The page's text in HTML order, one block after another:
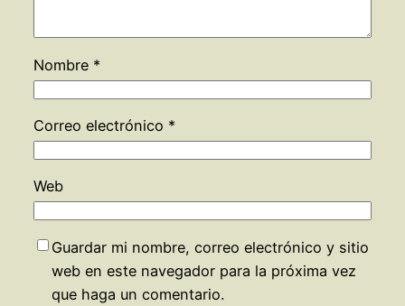
Nombre *
Correo electrónico *
Web
Guardar mi nombre, correo electrónico y sitio
web en este navegador para la próxima vez
que haga un comentario.